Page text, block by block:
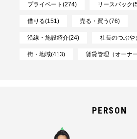
プライベート(274) リースバック
借りる(151) 売る・買う(76)
沿線・施設紹介(24) 社長のつぶや
街・地域(413) 賃貸管理（オーナ
PERSON